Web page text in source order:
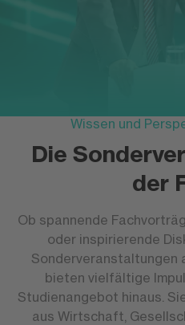
Wissen und
Die
der
Ob spannende
oder inspirierende
Sonderveranstaltungen
bieten vielfältige
Studienangebot hinaus.
aus Wirtschaft,